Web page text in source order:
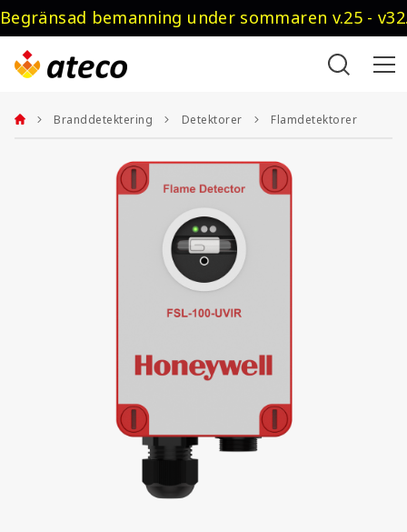
Begränsad bemanning under sommaren v.25 -
Branddetektering Detektorer Flamdetektorer